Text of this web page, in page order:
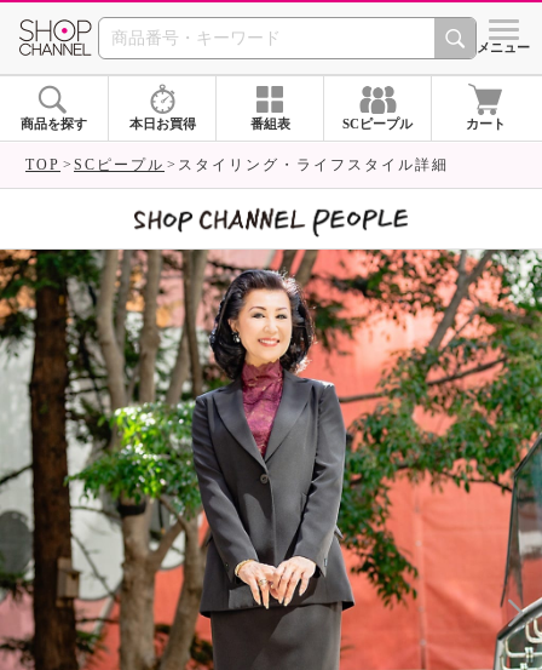
SHOP CHANNEL シメニュー
商品を探す 本日お買得 番組表 SCピープル カート
TOP SCピープル スタイリング・ライフスタイル詳細